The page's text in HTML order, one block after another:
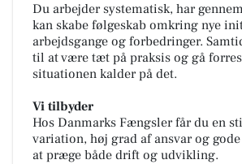
Du arbejder systematisk, har
kan skabe følgeskab omkring nye
arbejdsgange og forbedringer.
til at være tæt på praksis og gå
situationen kalder på det.
Vi tilbyder
Hos Danmarks Fængsler får du en
variation, høj grad af ansvar og
at præge både drift og udvikling.